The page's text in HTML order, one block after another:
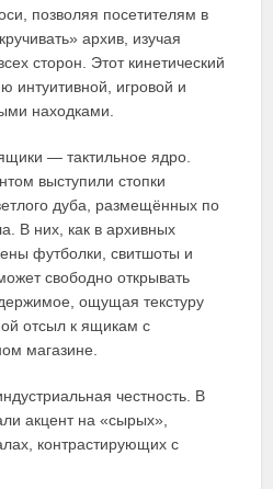
позволяя посетителям в
архив, изучая
сторон. Этот кинетический
интуитивной, игровой и
находками.
— тактильное ядро.
выступили стопки
дуба, размещённых по
В них, как в архивных
футболки, свитшоты и
свободно открывать
ощущая текстуру
отсыл к ящикам с
магазине.
честность. В
акцент на «сырых»,
контрастирующих с